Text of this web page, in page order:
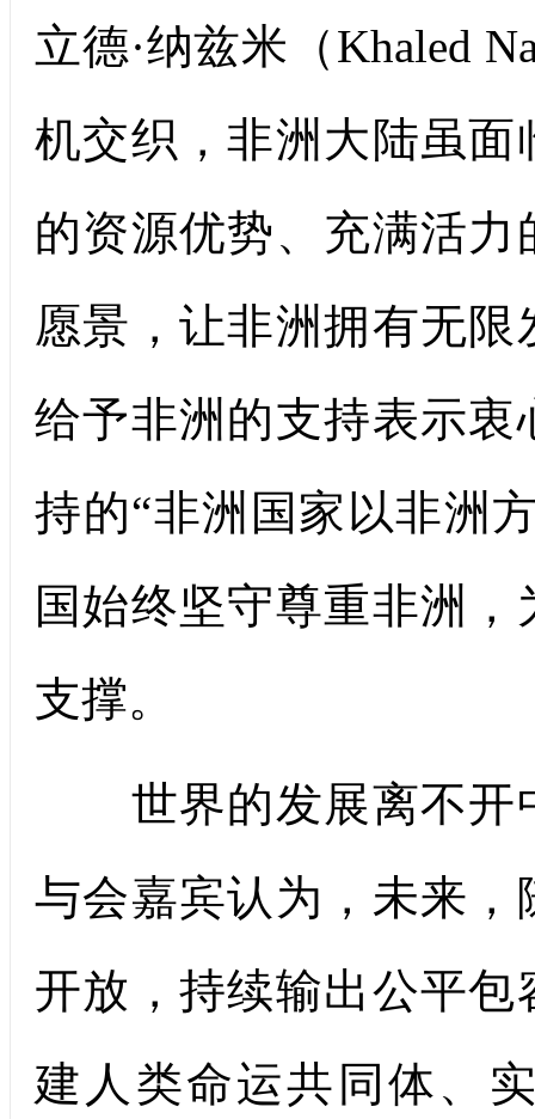
立德·纳兹米（Khaled
机交织，非洲大陆虽
的资源优势、充满活
愿景，让非洲拥有无
给予非洲的支持表示
持的“非洲国家以非洲
国始终坚守尊重非洲
支撑。
世界的发展离不开
与会嘉宾认为，未来
开放，持续输出公平
建人类命运共同体、